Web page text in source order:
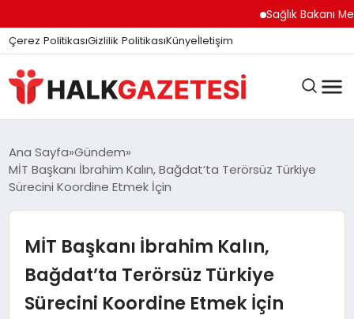
Sağlık Bakanı
Çerez PolitikasıGizlilik PolitikasıKünyeİletişim
DÜNYA
EĞITIM
EKONOMI
Ana Sayfa Gündem
MİT Başkanı İbrahim Kalın, Bağdat’ta Terörsüz Türkiye
Sürecini Koordine Etmek İçin
MİT Başkanı İbrahim Kalın,
Bağdat’ta Terörsüz Türkiye
Sürecini Koordine Etmek İçin